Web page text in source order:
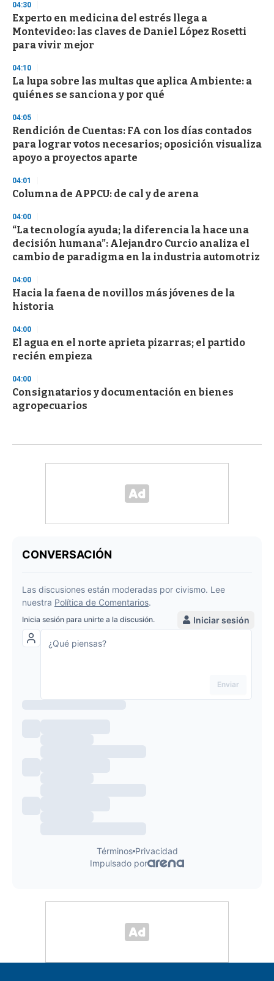
d
s
o
f
3
s
e
c
o
d
s
04:30
Experto en medicina del estrés llega a
Montevideo: las claves de Daniel López Rosetti
para vivir mejor
04:10
La lupa sobre las multas que aplica Ambiente: a
quiénes se sanciona y por qué
04:05
Rendición de Cuentas: FA con los días contados
para lograr votos necesarios; oposición visualiza
apoyo a proyectos aparte
04:01
Columna de APPCU: de cal y de arena
04:00
“La tecnología ayuda; la diferencia la hace una
decisión humana”: Alejandro Curcio analiza el
cambio de paradigma en la industria automotriz
04:00
Hacia la faena de novillos más jóvenes de la
historia
04:00
El agua en el norte aprieta pizarras; el partido
recién empieza
04:00
Consignatarios y documentación en bienes
agropecuarios